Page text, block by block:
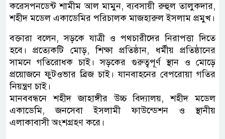
করেসপনডেন্ট শামীম আল মামুন, ব্যবসায়ী রুহুল তালুকদার,
শহীদ মডেল একাডেমির পরিচালক মাজহারুল ইসলাম প্রমুখ।
বক্তারা বলেন, সড়কে যাত্রী ও পথচারীদের নিরাপত্তা দিতে
হবে। প্রত্যেকটি মোড়, শিক্ষা প্রতিষ্ঠান, ধর্মীয় প্রতিষ্ঠানের
সামনে গতিরোধক চাই। সড়কের গুরুত্বপূর্ণ স্থান ও মোড়ে
প্রয়োজনে ফুটওভার ব্রিজ চাই। যানবাহনের বেপরোয়া গতির
নিয়ন্ত্রণ চাই।
মানববন্ধনে শহীদ জাহাঙ্গীর উচ্চ বিদ্যালয়, শহীদ মডেল
একাডেমি, জনসেবা ইসলামী ফাউন্ডেশন ও স্থানীয়
এলাকাবাসী অংশগ্রহণ করে।